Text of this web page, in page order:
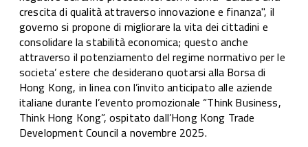
crescita di qualità attraverso innovazione e finanza", il
governo si propone di migliorare la vita dei cittadini e
consolidare la stabilità economica; questo anche
attraverso il potenziamento del regime normativo per le
societa’ estere che desiderano quotarsi alla Borsa di
Hong Kong, in linea con l’invito anticipato alle aziende
italiane durante l’evento promozionale “Think Business,
Think Hong Kong”, ospitato dall’Hong Kong Trade
Development Council a novembre 2025.